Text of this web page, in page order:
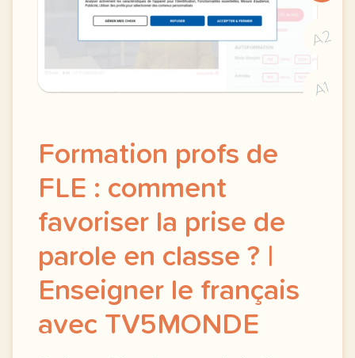
A2
A1
Formation profs de
FLE : comment
favoriser la prise de
parole en classe ? |
Enseigner le français
avec TV5MONDE